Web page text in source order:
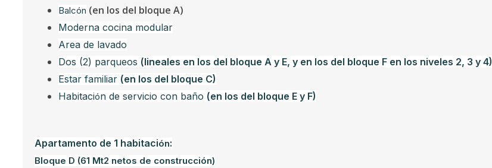
Balcón (en los del bloque A)
Moderna cocina modular
Area de lavado
Dos (2) parqueos (lineales en los del bloque A y E, y en los del bloque F en los niveles 2, 3 y 4)
Estar familiar (en los del bloque C)
Habitación de servicio con baño (en los del bloque E y F)
Apartamento de 1 habitación:
Bloque D (61 Mt2 netos de construcción)